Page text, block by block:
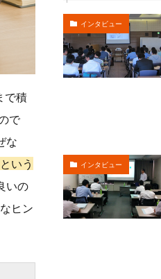
で積
で
な
いう
いの
ヒン
インタビュー
インタビュー